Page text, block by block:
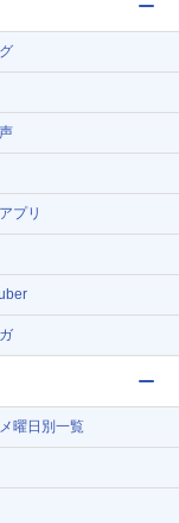
プリ
曜日別一覧